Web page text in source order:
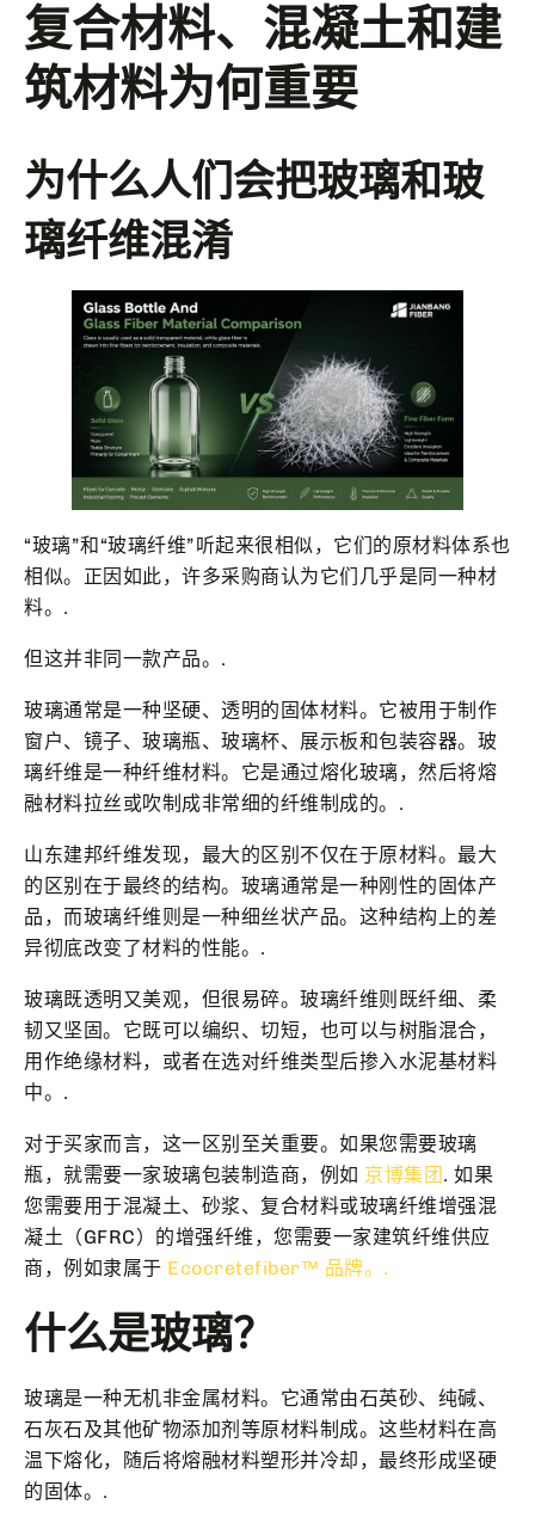
复合材料、混凝土和建
筑材料为何重要
为什么人们会把玻璃和玻
璃纤维混淆
“玻璃”和“玻璃纤维”听起来很相似，它们的原材料体系也
相似。正因如此，许多采购商认为它们几乎是同一种材
料。.
但这并非同一款产品。.
玻璃通常是一种坚硬、透明的固体材料。它被用于制作
窗户、镜子、玻璃瓶、玻璃杯、展示板和包装容器。玻
璃纤维是一种纤维材料。它是通过熔化玻璃，然后将熔
融材料拉丝或吹制成非常细的纤维制成的。.
山东建邦纤维发现，最大的区别不仅在于原材料。最大
的区别在于最终的结构。玻璃通常是一种刚性的固体产
品，而玻璃纤维则是一种细丝状产品。这种结构上的差
异彻底改变了材料的性能。.
玻璃既透明又美观，但很易碎。玻璃纤维则既纤细、柔
韧又坚固。它既可以编织、切短，也可以与树脂混合，
用作绝缘材料，或者在选对纤维类型后掺入水泥基材料
中。.
对于买家而言，这一区别至关重要。如果您需要玻璃
瓶，就需要一家玻璃包装制造商，例如 京博集团. 如果
您需要用于混凝土、砂浆、复合材料或玻璃纤维增强混
凝土（GFRC）的增强纤维，您需要一家建筑纤维供应
商，例如隶属于 Ecocretefiber™ 品牌。.
什么是玻璃？
玻璃是一种无机非金属材料。它通常由石英砂、纯碱、
石灰石及其他矿物添加剂等原材料制成。这些材料在高
温下熔化，随后将熔融材料塑形并冷却，最终形成坚硬
的固体。.